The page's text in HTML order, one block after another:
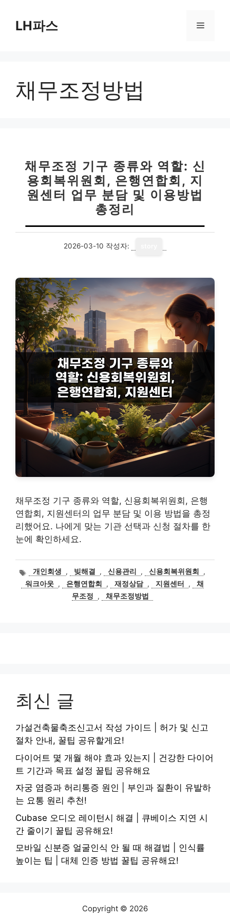
LH파스 메
채무조정방법
채무조정 기구 종류와 역할: 신
용회복위원회, 은행연합회, 지
원센터 업무 분담 및 이용방법
총정리
2026-03-10 작성자:
채무조정 기구 종류와 역할, 신용회복위원회, 은행
연합회, 지원센터의 업무 분담 및 이용 방법을 총정
리했어요. 나에게 맞는 기관 선택과 신청 절차를 한
눈에 확인하세요.
태
그
개인회생 , 빚해결 , 신용관리 , 신용회복위원회
,
워크아웃 , 은행연합회 , 재정상담 , 지원센터 ,
채
무조정
, 채무조정방법
최신 글
가설건축물축조신고서 작성 가이드 | 허가 및 신고
절차 안내, 꿀팁 공유할게요!
다이어트 몇 개월 해야 효과 있는지 | 건강한 다이어
트 기간과 목표 설정 꿀팁 공유해요
자궁 염증과 허리통증 원인 | 부인과 질환이 유발하
는 요통 원리 추천!
Cubase 오디오 레이턴시 해결 | 큐베이스 지연 시
간 줄이기 꿀팁 공유해요!
모바일 신분증 얼굴인식 안 될 때 해결법 | 인식률
높이는 팁 | 대체 인증 방법 꿀팁 공유해요!
Copyright © 2026